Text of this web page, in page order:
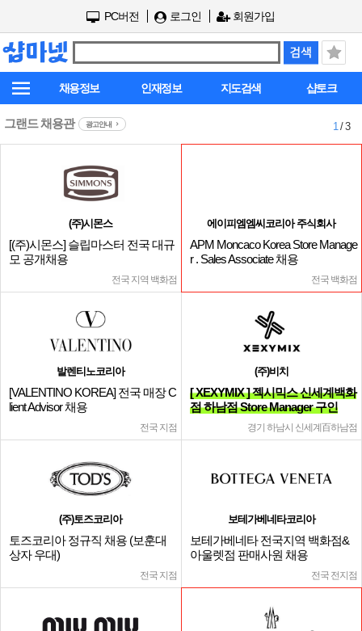
PC버전 로그인 회원가입
채용정보 인재정보 지도검색 샵토크
그랜드 채용관 광고안내 1/ 3
(주)시몬스
[(주)시몬스] 슬립마스터 전국 대규
모 공개채용
전국 지역 백화점
에이피엠엠씨코리아 주식회사
APM Moncaco Korea Store Manage
r . Sales Associate 채용
전국 백화점
발렌티노코리아
[VALENTINO KOREA] 전국 매장 C
lient Advisor 채용
전국 지점
(주)비치
[ XEXYMIX ] 젝시믹스 신세계백화
점 하남점 Store Manager 구인
경기 하남시 신세계百하남점
(주)토즈코리아
토즈코리아 정규직 채용 (보훈대
상자 우대)
전국 지점
보테가베네타코리아
보테가베네타 전국지역 백화점&
아울렛점 판매사원 채용
전국 전지점